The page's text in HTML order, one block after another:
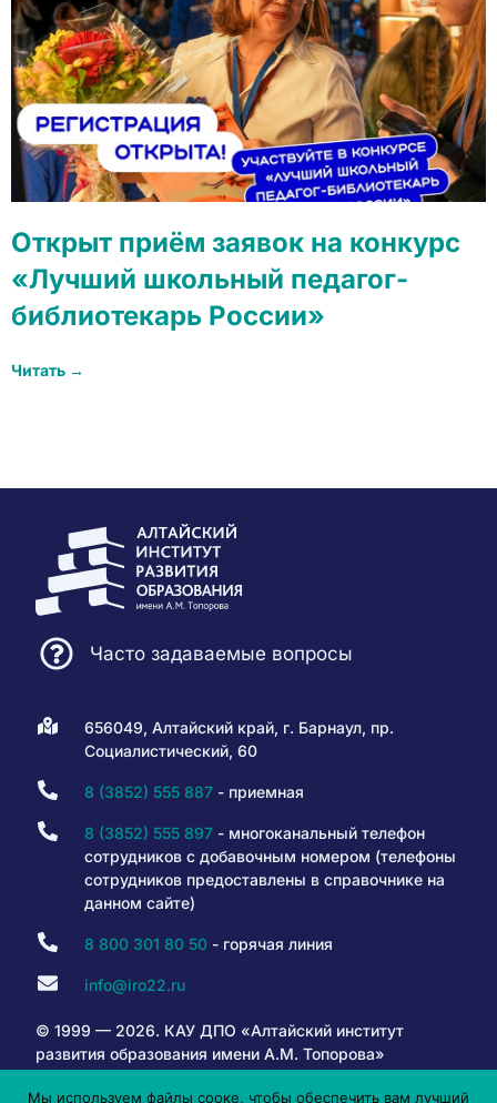
Открыт приём заявок на конкурс
«Лучший школьный педагог-
библиотекарь России»
Читать →
Часто задаваемые вопросы
656049, Алтайский край, г. Барнаул, пр.
Социалистический, 60
8 (3852) 555 887- приемная
8 (3852) 555 897- многоканальный телефон
сотрудников с добавочным номером (телефоны
сотрудников предоставлены в справочнике на
данном сайте)
8 800 301 80 50- горячая линия
info@iro22.ru
© 1999 — 2026. КАУ ДПО «Алтайский институт
развития образования имени А.М. Топорова»
Мы используем файлы сооке, чтобы обеспечить вам лучший